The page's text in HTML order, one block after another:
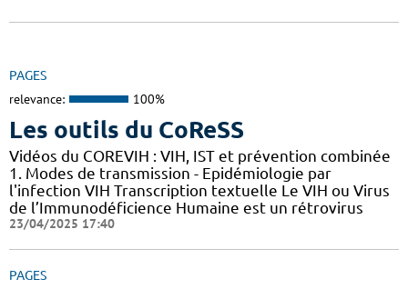
PAGES
relevance: 100%
Les outils du CoReSS
Vidéos du COREVIH : VIH, IST et prévention combinée
1. Modes de transmission - Epidémiologie par
l'infection VIH Transcription textuelle Le VIH ou Virus
de l’Immunodéficience Humaine est un rétrovirus
23/04/2025 17:40
PAGES